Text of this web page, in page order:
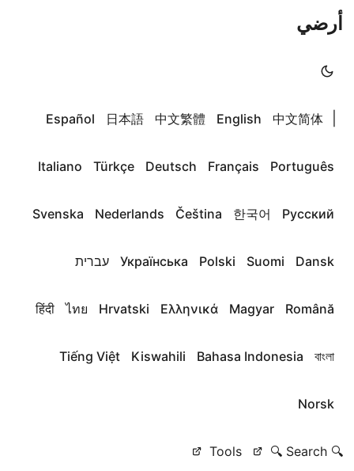
أرضي
中文简体
English
中文繁體
日本語
Español
Português
Français
Deutsch
Türkçe
Italiano
Русский
한국어
Čeština
Nederlands
Svenska
Dansk
Suomi
Polski
Українська עברית
Română
Magyar
Ελληνικά
Hrvatski
ไทย
हिंदी
বাংলা
Bahasa Indonesia
Kiswahili
Tiếng Việt
Norsk
🔍 Search 🔍
Tools